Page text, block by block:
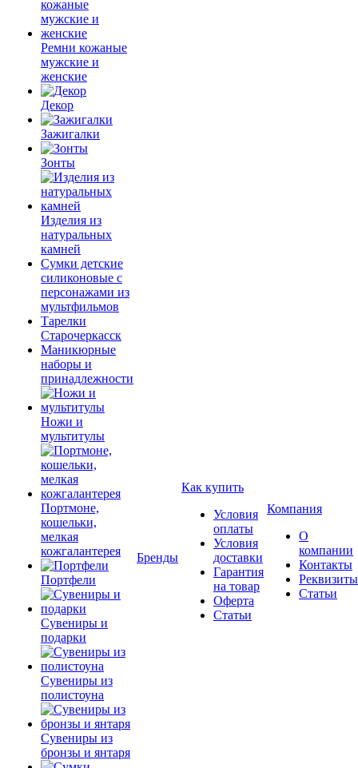
Ремни кожаные
мужские и
женские
Декор
Зажигалки
Зонты
Изделия из
натуральных
камней
Сумки детские
силиконовые с
персонажами из
мультфильмов
Тарелки
Старочеркасск
Маникюрные
наборы и
принадлежности
Ножи и
мультитулы
Портмоне,
кошельки,
мелкая
кожгалантерея
Портфели
Сувениры и
подарки
Сувениры из
полистоуна
Сувениры из
бронзы и янтаря
Бренды
Как купить
Условия
оплаты
Условия
доставки
Гарантия
на товар
Оферта
Статьи
Компания
О
компании
Контакты
Реквизиты
Статьи